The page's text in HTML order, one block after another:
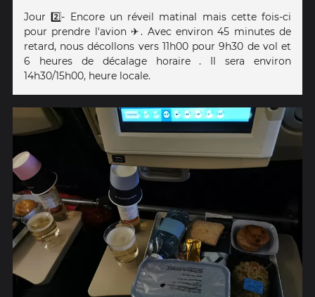
Jour 2️⃣- Encore un réveil matinal mais cette fois-ci
pour prendre l'avion ✈️. Avec environ 45 minutes de
retard, nous décollons vers 11h00 pour 9h30 de vol et
6 heures de décalage horaire . Il sera environ
14h30/15h00, heure locale.